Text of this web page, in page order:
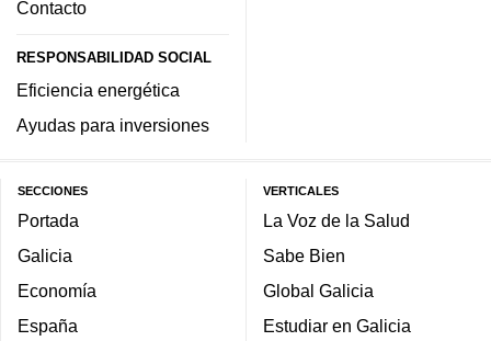
Contacto
RESPONSABILIDAD SOCIAL
Eficiencia energética
Ayudas para inversiones
SECCIONES
Portada
Galicia
Economía
España
VERTICALES
La Voz de la Salud
Sabe Bien
Global Galicia
Estudiar en Galicia